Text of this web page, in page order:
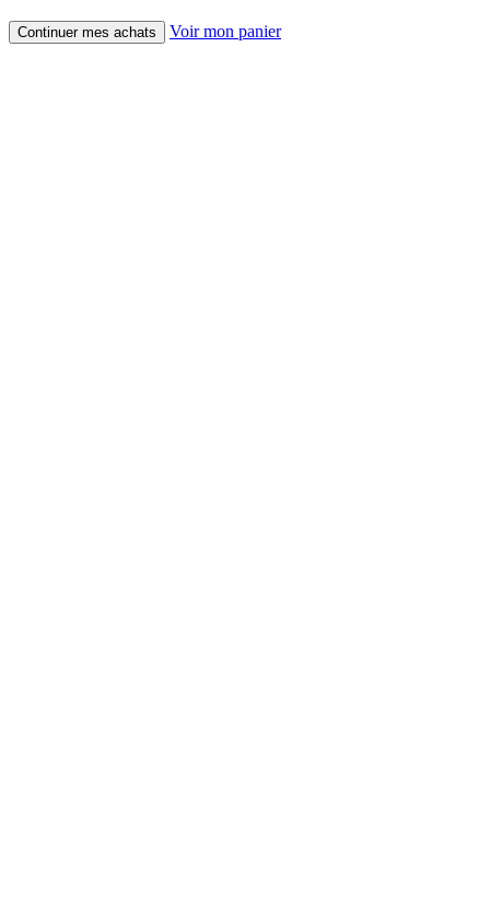
Continuer mes achats Voir mon panier